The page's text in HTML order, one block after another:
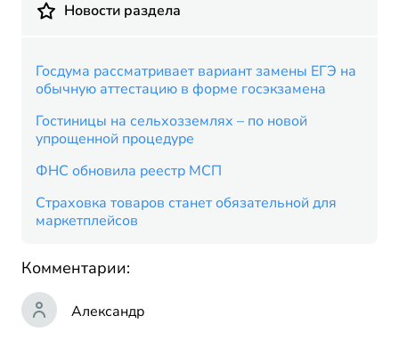
Новости раздела
Госдума рассматривает вариант замены ЕГЭ на
обычную аттестацию в форме госэкзамена
Гостиницы на сельхозземлях – по новой
упрощенной процедуре
ФНС обновила реестр МСП
Страховка товаров станет обязательной для
маркетплейсов
Комментарии:
Александр